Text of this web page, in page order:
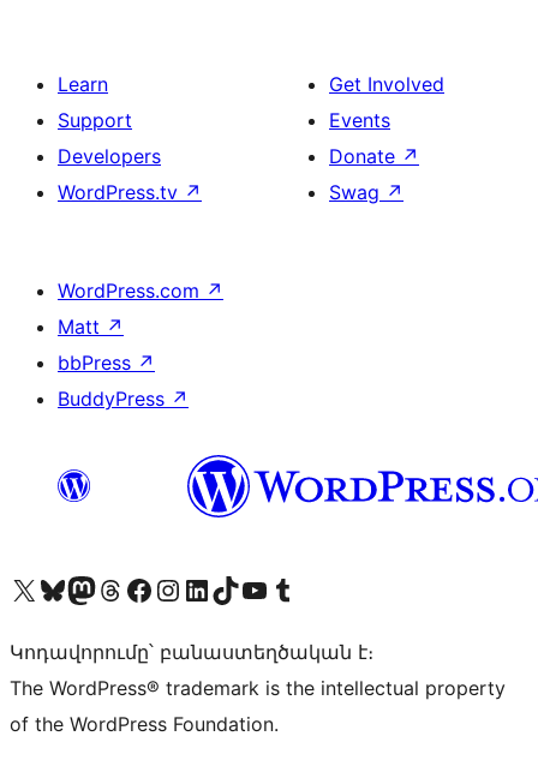
Learn
Support
Developers
WordPress.tv ↗
Get Involved
Events
Donate ↗
Swag ↗
WordPress.com ↗
Matt ↗
bbPress ↗
BuddyPress ↗
Visit our X (formerly Twitter) account
Visit our Bluesky account
Visit our Mastodon account
Visit our Threads account
Visit our Facebook page
Visit our Instagram account
Visit our LinkedIn account
Visit our TikTok account
Visit our YouTube channel
Visit our Tumblr account
Կոդավորումը՝ բանաստեղծական է։
The WordPress® trademark is the intellectual property
of the WordPress Foundation.